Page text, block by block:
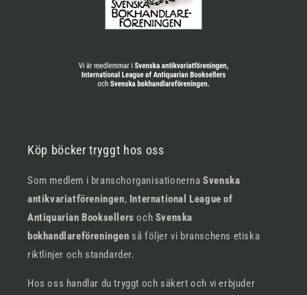
Köp böcker tryggt hos oss
Som medlem i branschorganisationernaSvenska
antikvariatföreningen, International League of
Antiquarian Booksellersoch Svenska
bokhandlareföreningen så följer vi branschens etiska
riktlinjer och standarder.
Hos oss handlar du tryggt och säkert och vi erbjuder